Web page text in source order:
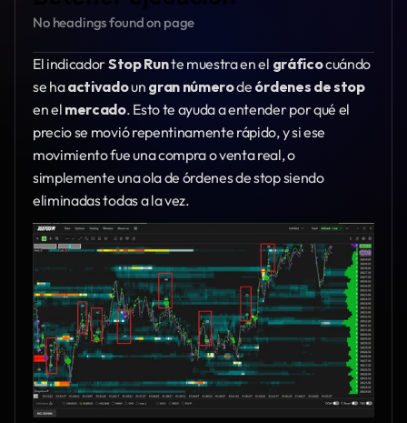
No headings found on page
El indicador Stop Run te muestra en el gráfico cuándo
se ha activado un gran número de órdenes de stop
en el mercado. Esto te ayuda a entender por qué el
precio se movió repentinamente rápido, y si ese
movimiento fue una compra o venta real, o
simplemente una ola de órdenes de stop siendo
eliminadas todas a la vez.